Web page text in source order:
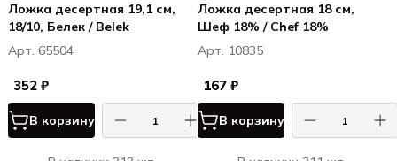
Ложка десертная 19,1 см,
18/10, Белек / Belek
Арт. 65504
352 ₽
В корзину
Ложка десертная 18 см,
Шеф 18% / Chef 18%
Арт. 10835
167 ₽
В корзину